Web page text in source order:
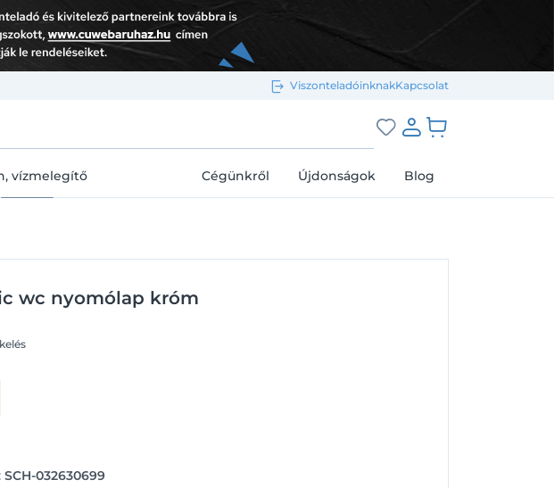
ViszonteladóinknakKapcsolat
Bejelentkezés e-mail-címmel
vízmelegítő Cégünkről Újdonságok Blog
wc nyomólap króm
SCH-032630699